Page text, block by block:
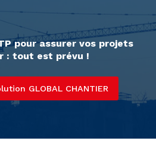
pour assurer vos projets
: tout est prévu !
GLOBAL CHANTIER